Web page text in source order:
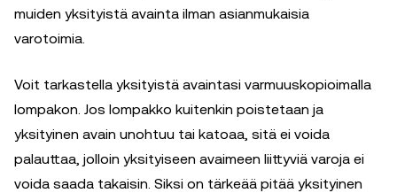
muiden yksityistä avainta ilman asianmukaisia
varotoimia.
Voit tarkastella yksityistä avaintasi varmuuskopioimalla
lompakon. Jos lompakko kuitenkin poistetaan ja
yksityinen avain unohtuu tai katoaa, sitä ei voida
palauttaa, jolloin yksityiseen avaimeen liittyviä varoja ei
voida saada takaisin. Siksi on tärkeää pitää yksityinen